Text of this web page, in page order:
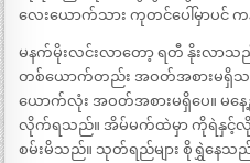
လေးယောက်သား ကုတင်ပေါ်မှာပင်
မနက်မိုးလင်းလာတော့ ရတီ နိုးလာသ
တစ်ယောက်တည်း အဝတ်အစားမရှိ
ယောက်လုံး အဝတ်အစားမရှိပေ။ မ
လိုက်ရသည်။ အိမ်မက်ထဲမှာ ကိုရဲနှင့်
စမ်းမိသည်။ သုတ်ရည်များ စိုရွှဲနေ